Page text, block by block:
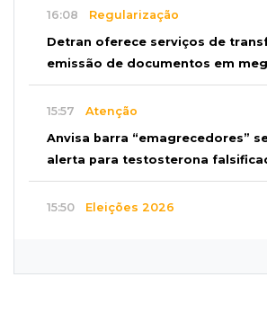
16:08 Regularização
Detran oferece serviços de
emissão de documentos em
15:57 Atenção
Anvisa barra “emagrecedores”
alerta para testosterona
15:50 Eleições 2026